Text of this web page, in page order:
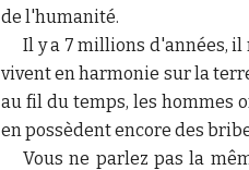
de l'humanité.
Il y a 7 millions d'années, il
vivent en harmonie sur la
au fil du temps, les hommes
en possèdent encore des
Vous ne parlez pas la